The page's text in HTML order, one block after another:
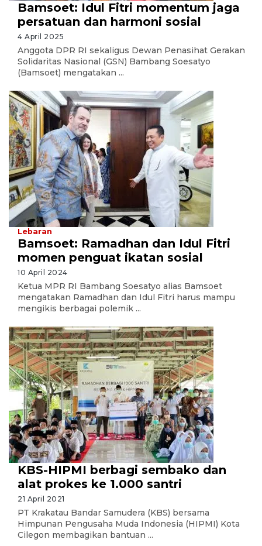
Bamsoet: Idul Fitri momentum jaga
persatuan dan harmoni sosial
4 April 2025
Anggota DPR RI sekaligus Dewan Penasihat Gerakan
Solidaritas Nasional (GSN) Bambang Soesatyo
(Bamsoet) mengatakan ...
Lebaran
Bamsoet: Ramadhan dan Idul Fitri
momen penguat ikatan sosial
10 April 2024
Ketua MPR RI Bambang Soesatyo alias Bamsoet
mengatakan Ramadhan dan Idul Fitri harus mampu
mengikis berbagai polemik ...
KBS-HIPMI berbagi sembako dan
alat prokes ke 1.000 santri
21 April 2021
PT Krakatau Bandar Samudera (KBS) bersama
Himpunan Pengusaha Muda Indonesia (HIPMI) Kota
Cilegon membagikan bantuan ...